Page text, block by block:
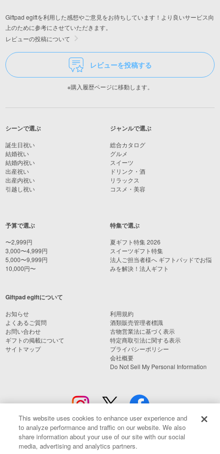
Giftpad egiftを利用した感想やご意見をお待ちしています！より良いサービス向
上のために参考にさせていただきます。
レビューの投稿について
レビューを投稿する
※購入履歴ページに移動します。
シーンで選ぶ
誕生日祝い
結婚祝い
結婚内祝い
出産祝い
出産内祝い
引越し祝い
予算で選ぶ
〜2,999円
3,000〜4,999円
5,000〜9,999円
10,000円〜
ジャンルで選ぶ
総合カタログ
グルメ
スイーツ
ドリンク・酒
リラックス
コスメ・美容
特集で選ぶ
夏ギフト特集 2026
スイーツギフト特集
法人ご担当者様へ ギフトパッドでお悩
みを解決！法人ギフト
Giftpad egiftについて
お知らせ
よくあるご質問
お問い合わせ
ギフトの掲載について
サイトマップ
利用規約
酒類販売管理者標識
古物営業法に基づく表示
特定商取引法に関する表示
プライバシーポリシー
会社概要
Do Not Sell My Personal Information
© Giftpad Co., Ltd.
This website uses cookies to enhance user experience and
to analyze performance and traffic on our website. We also
share information about your use of our site with our social
media, advertising and analytics partners.